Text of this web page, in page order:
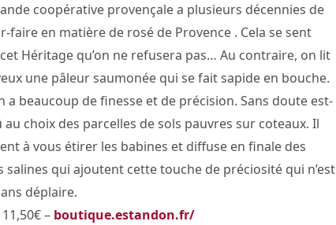
coopérative provençale a plusieurs décennies de
faire en matière de rosé de Provence . Cela se sent
Héritage qu’on ne refusera pas… Au contraire, on lit
une pâleur saumonée qui se fait sapide en bouche.
a beaucoup de finesse et de précision. Sans doute est-
au choix des parcelles de sols pauvres sur coteaux. Il
à vous étirer les babines et diffuse en finale des
salines qui ajoutent cette touche de préciosité qui n’est
déplaire.
– boutique.estandon.fr/